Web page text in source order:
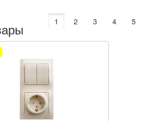
1 2 3 4 5